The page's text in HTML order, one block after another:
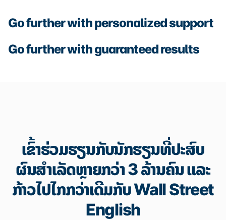
Go further with personalized support
Go further with guaranteed results
ເຂົ້າຮ່ວມຮຽນກັບນັກຮຽນທີ່ປະສົບ
ຜົນສຳເລັດຫຼາຍກວ່າ 3 ລ້ານຄົນ ແລະ
ກ້າວໄປໄກກວ່າເດີມກັບ Wall Street
English